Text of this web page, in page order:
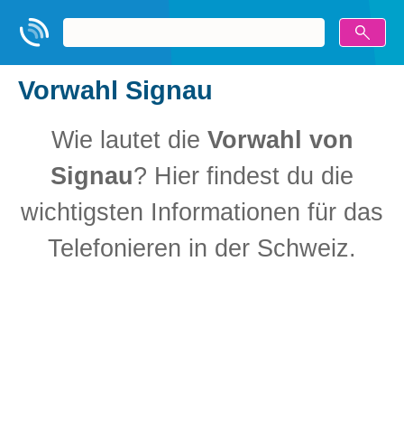
Vorwahl Signau
Wie lautet die Vorwahl von
Signau? Hier findest du die
wichtigsten Informationen für das
Telefonieren in der Schweiz.